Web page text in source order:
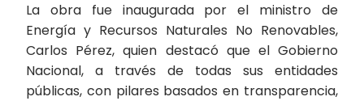
La obra fue inaugurada por el ministro de
Energía y Recursos Naturales No Renovables,
Carlos Pérez, quien destacó que el Gobierno
Nacional, a través de todas sus entidades
públicas, con pilares basados en transparencia,